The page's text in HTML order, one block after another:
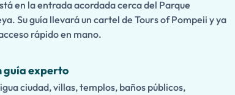
en la entrada acordada cerca del Parque
Su guía llevará un cartel de Tours of Pompeii y ya
rápido en mano.
guía experto
ciudad, villas, templos, baños públicos,